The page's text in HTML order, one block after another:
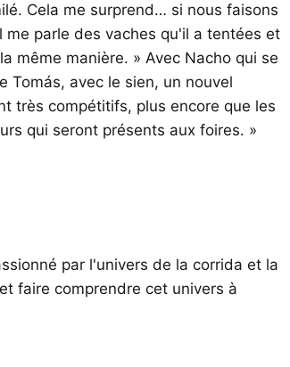
Cela me surprend… si nous faisons
parle des vaches qu'il a tentées et
même manière. » Avec Nacho qui se
Tomás, avec le sien, un nouvel
très compétitifs, plus encore que les
qui seront présents aux foires. »
par l'univers de la corrida et la
faire comprendre cet univers à